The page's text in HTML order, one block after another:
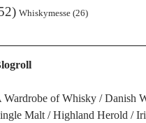
Whiskymesse(26)
Wardrobe of Whisky Danish
Malt
Highland Herold